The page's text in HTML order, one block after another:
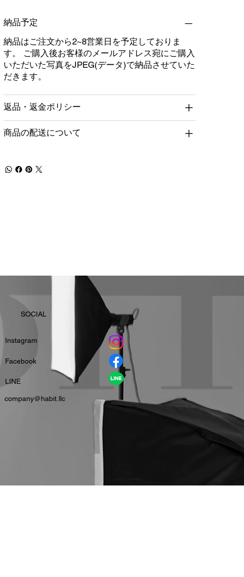
納品予定
納品はご注文から2~8営業日を予定しておりま
す。 ご購入後お客様のメールアドレス宛にご購入
いただいた写真をJPEG(データ)で納品させていた
だきます。
返品・返金ポリシー
商品の配送について
​SOCIAL
Instagram
​Facebook
​LINE
company＠habit.llc